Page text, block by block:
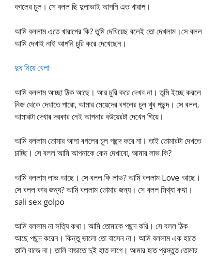
বগলের চুল। সে বলল ছি দুলাভাই আপনি এত খারাপ।
আমি বললাম এতে খারাপের কি? তুমি দেখিয়েছ বলেই তো দেখলাম।সে বলল
আমি দেখাই নাই আপনি চুরি করে দেখেছেন।
দুধ নিয়ে খেলা
আমি বললাম আচ্ছা ঠিক আছে। আর চুরি করে দেখব না। তুমি ইচ্ছে করলে
নিজ থেকে দেখাতে পারো, আমার মেয়েদের বগলের চুল খুব পছন্দ। সে বলল,
আমারটা দেখার দরকার নেই আপনার বউয়েরটা দেখেন গিয়ে।
আমি বললাম তোমার আপা বগলের চুল পছন্দ করে না। তাই তোমারটা দেখতে
চাচ্ছি। সে বলল আমি আপনাকে কেন দেখাবো, আমার লাভ কি?
আমি বললাম লাভ আছে। সে বলল কি লাভ? আমি বললাম Love আছে।
সে বলল কার জন্য? আমি বললাম তোমার জন্য। সে বলল মিথ্যা কথা।
sali sex golpo
আমি বললাম না সত্যি কথা। আমি তোমাকে পছন্দ করি। সে বলল ঠিক
আছে পছন্দ করেন। কিন্তু ভালো তো বাসেন না। আমি বললাম এক হাতে
তালি বাজে না। তালি বাজাতে দুই হাত লাগে। আমার হাত প্রস্তুত তোমার